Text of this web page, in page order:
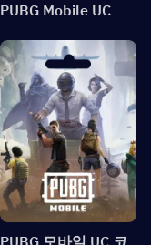
PUBG Mobile UC
PUBG 모바일 UC 코